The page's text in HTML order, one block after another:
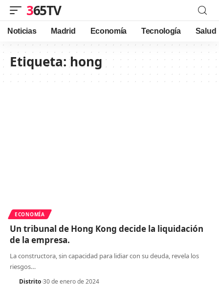
365TV
Noticias Madrid Economía Tecnología Salud
Etiqueta:hong
ECONOMÍA
Un tribunal de Hong Kong decide la liquidación
de la empresa.
La constructora, sin capacidad para lidiar con su deuda, revela los
riesgos…
Distrito 30 de enero de 2024